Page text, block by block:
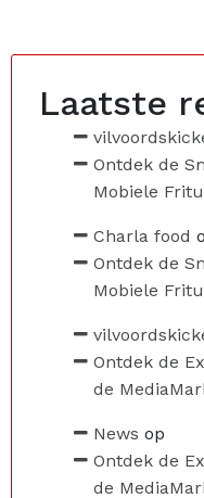
Laatste
Ontdek de
Mobiele
Charla food
Ontdek de
Mobiele
Ontdek de
de
News op
Ontdek de
de